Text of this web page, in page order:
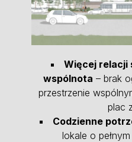
Więcej relacji
wspólnota – brak
przestrzenie
plac
Codzienne
lokale o